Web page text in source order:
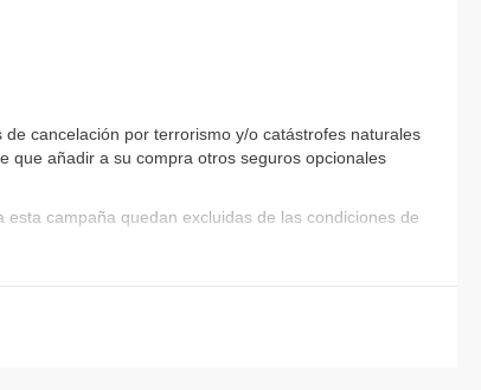
cancelación por terrorismo y/o catástrofes naturales
que añadir a su compra otros seguros opcionales
campaña quedan excluidas de las condiciones de